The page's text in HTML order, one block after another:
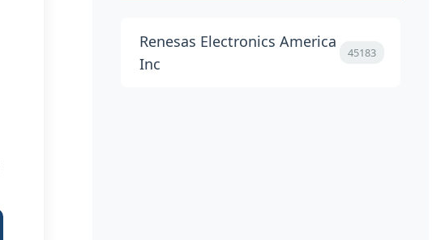
Renesas Electronics America
Inc
45183